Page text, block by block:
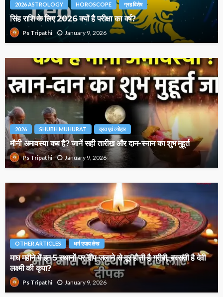
2026 ASTROLOGY HOROSCOPE ग्रह विशेष
सिंह राशि के लिए 2026 क्यों है परीक्षा का वर्ष?
Ps Tripathi January 9, 2026
2026 SHUBH MUHURAT व्रत एवं त्योहार
मौनी अमावस्या कब है? जानें सही तारीख और दान-स्नान का शुभ मुहूर्त
Ps Tripathi January 9, 2026
OTHER ARTICLES धर्म उपाय लेख
माघ महीने में इन 5 स्थानों पर दीप जलाने से दूर होती है गरीबी, बरसती है देवी
लक्ष्मी की कृपा?
Ps Tripathi January 9, 2026